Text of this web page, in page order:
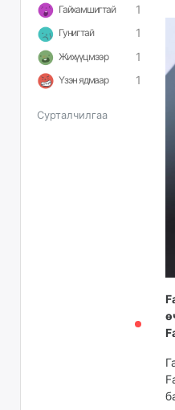
Гайхамшигтай 1
Гунигтай 1
Жихүүцмээр 1
Үзэн ядмаар 1
Сурталчилгаа